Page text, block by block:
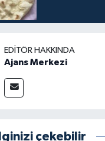
EDITÖR HAKKINDA
Ajans Merkezi
çekebilir